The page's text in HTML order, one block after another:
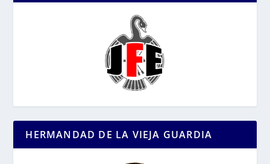
HERMANDAD DE LA VIEJA GUARDIA